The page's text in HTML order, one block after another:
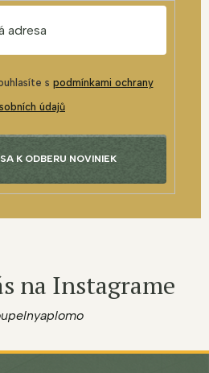
s podmínkami ochrany
údajů
K ODBERU NOVINIEK
na Instagrame